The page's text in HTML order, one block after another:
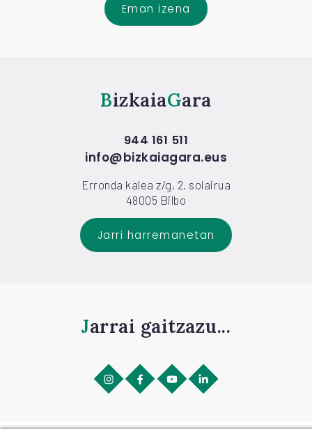
Eman izena
Bizkaia Gara
944 161 511
info@bizkaiagara.eus
Erronda kalea z/g, 2. solairua
48005 Bilbo
Jarri harremanetan
Jarrai gaitzazu...